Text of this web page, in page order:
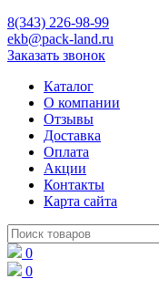
8(343) 226-98-99
ekb@pack-land.ru
Заказать звонок
Каталог
О компании
Отзывы
Доставка
Оплата
Акции
Контакты
Карта сайта
0
0